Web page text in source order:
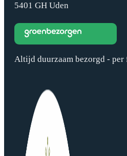
5401 GH Uden
Altijd duurzaam bezorgd - per